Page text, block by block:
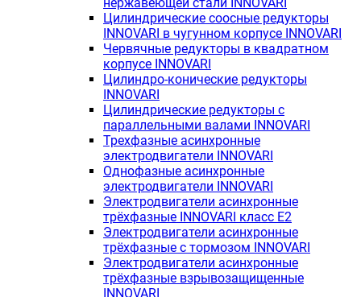
Цилиндрические соосные редукторы
INNOVARI в чугунном корпусе INNOVARI
Червячные редукторы в квадратном
корпусе INNOVARI
Цилиндро-конические редукторы
INNOVARI
Цилиндрические редукторы с
параллельными валами INNOVARI
Трехфазные асинхронные
электродвигатели INNOVARI
Однофазные асинхронные
электродвигатели INNOVARI
Электродвигатели асинхронные
трёхфазные INNOVARI класс E2
Электродвигатели асинхронные
трёхфазные с тормозом INNOVARI
Электродвигатели асинхронные
трёхфазные взрывозащищенные
INNOVARI